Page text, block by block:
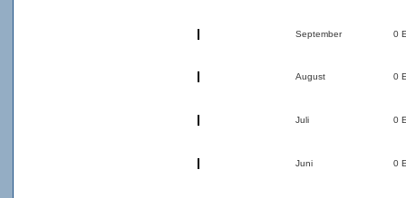
September 0
August 0
Juli 0
Juni 0